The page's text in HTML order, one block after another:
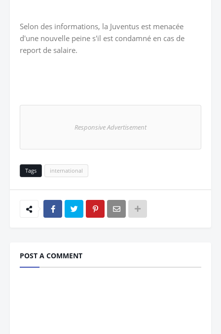
Selon des informations, la Juventus est menacée
d'une nouvelle peine s'il est condamné en cas de
report de salaire.
Responsive Advertisement
Tags international
POST A COMMENT